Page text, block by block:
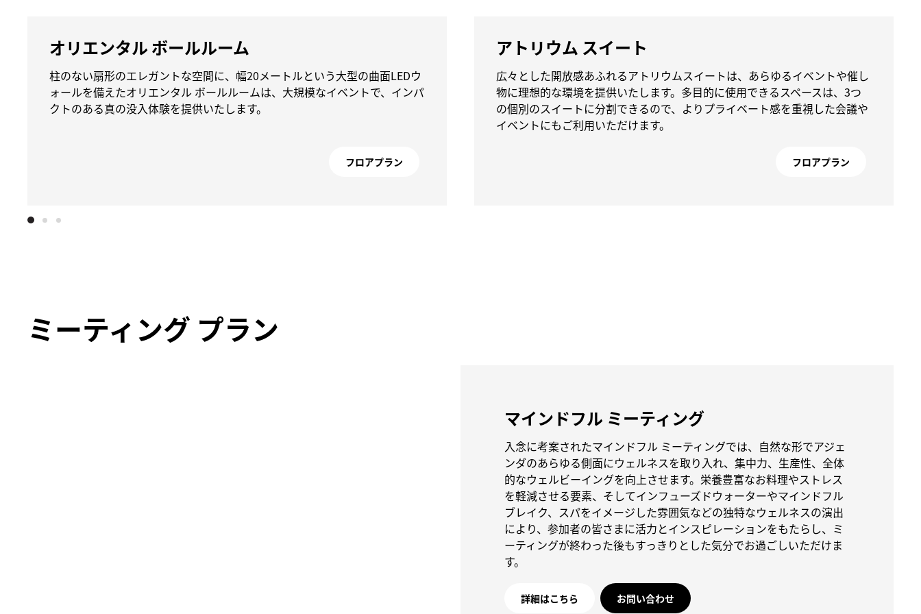
オリエンタル ボールルーム
柱のない扇形のエレガントな空間に、幅20メートルという大型の曲面LEDウ
ォールを備えたオリエンタル ボールルームは、大規模なイベントで、インパ
クトのある真の没入体験を提供いたします。
フロアプラン
アトリウム スイート
広々とした開放感あふれるアトリウムスイートは、あらゆるイベントや催し
物に理想的な環境を提供いたします。多目的に使用できるスペースは、3つ
の個別のスイートに分割できるので、よりプライベート感を重視した会議や
イベントにもご利用いただけます。
フロアプラン
ミーティング プラン
マインドフル ミーティング
入念に考案されたマインドフル ミーティングでは、自然な形でアジェ
ンダのあらゆる側面にウェルネスを取り入れ、集中力、生産性、全体
的なウェルビーイングを向上させます。栄養豊富なお料理やストレス
を軽減させる要素、そしてインフューズドウォーターやマインドフル
ブレイク、スパをイメージした雰囲気などの独特なウェルネスの演出
により、参加者の皆さまに活力とインスピレーションをもたらし、ミ
ーティングが終わった後もすっきりとした気分でお過ごしいただけま
す。
詳細はこちら お問い合わせ